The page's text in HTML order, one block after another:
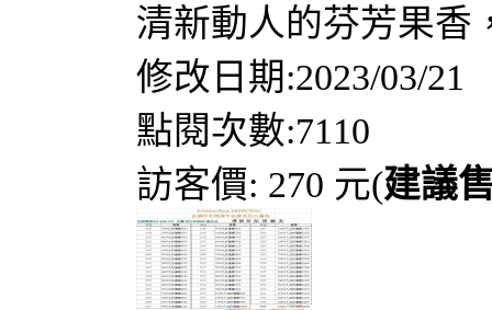
清新動人的芬芳果香
修改日期:2023/03/21
點閱次數:7110
訪客價: 270 元(建議